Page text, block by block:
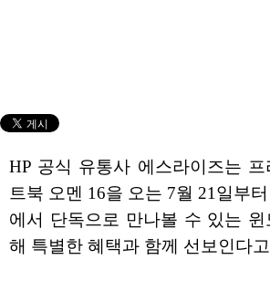
HP 공식 유통사 에스라이즈는
트북 오멘 16을 오는 7월 21일부
에서 단독으로 만나볼 수 있는
해 특별한 혜택과 함께 선보인다